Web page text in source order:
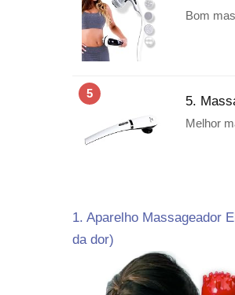
Bom
5
5.
Melhor
1. Aparelho Massageador
da dor)